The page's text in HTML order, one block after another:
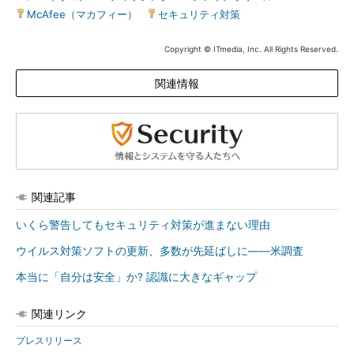
McAfee（マカフィー）
セキュリティ対策
Copyright © ITmedia, Inc. All Rights Reserved.
関連情報
関連記事
いくら警告してもセキュリティ対策が進まない理由
ウイルス対策ソフトの更新、多数が先延ばしに――米調査
本当に「自分は安全」か? 認識に大きなギャップ
関連リンク
プレスリリース